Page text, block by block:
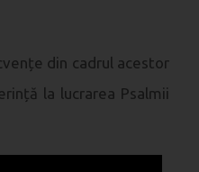
din cadrul acestor
la lucrarea Psalmii